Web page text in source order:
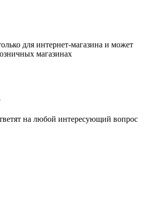
для интернет-магазина и может
магазинах
на любой интересующий вопрос